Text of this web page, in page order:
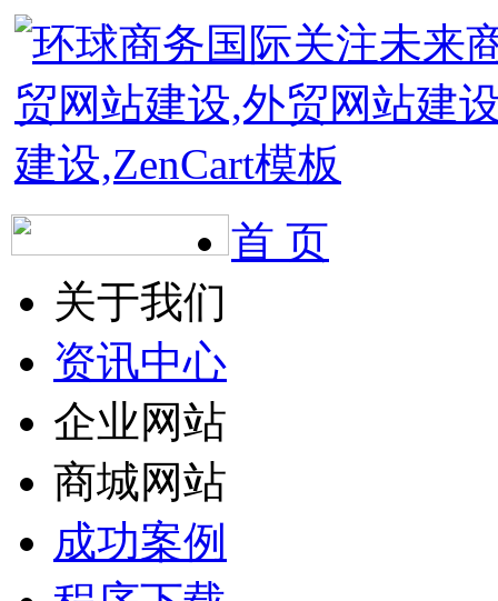
首 页
关于我们
资讯中心
企业网站
商城网站
成功案例